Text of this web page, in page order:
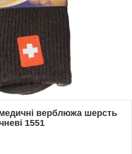
верблюжа шерсть
1551